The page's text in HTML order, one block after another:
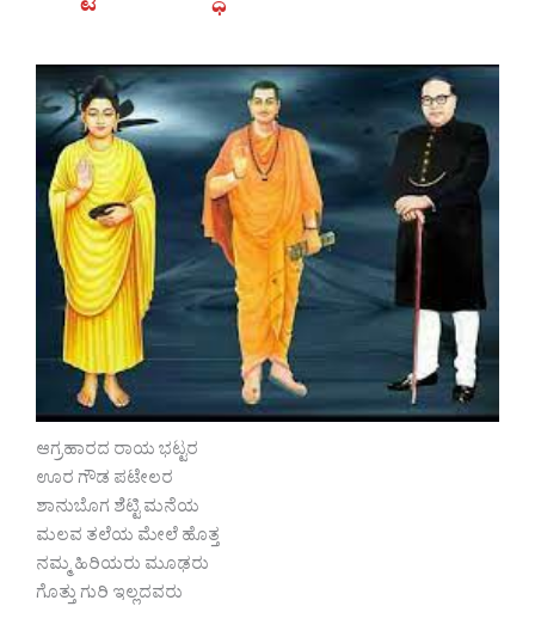
ಆಗ್ರಹಾರದ ರಾಯ ಭಟ್ಟರ
ಊರ ಗೌಡ ಪಟೇಲರ
ಶಾನುಬೊಗ ಶೆಟ್ಟಿ ಮನೆಯ
ಮಲವ ತಲೆಯ ಮೇಲೆ ಹೊತ್ತ
ನಮ್ಮ ಹಿರಿಯರು ಮೂಢರು
ಗೊತ್ತು ಗುರಿ ಇಲ್ಲದವರು